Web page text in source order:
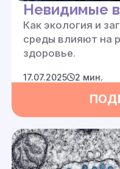
Невидимые
Как экология и
среды влияют на
здоровье.
17.07.2025 2 мин.